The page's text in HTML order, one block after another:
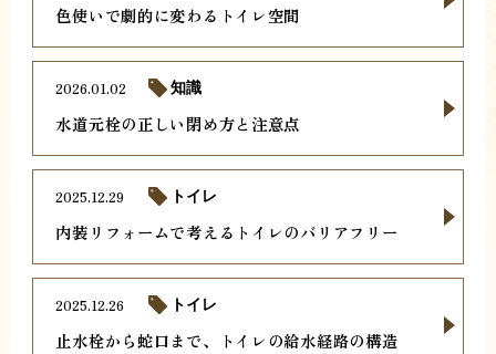
色使いで劇的に変わるトイレ空間
水道元栓の正しい閉め方と注意点
2026.01.02 知識
内装リフォームで考えるトイレのバリアフリー
2025.12.29 トイレ
止水栓から蛇口まで、トイレの給水経路の構造
2025.12.26 トイレ